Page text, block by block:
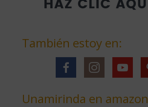
También estoy en:
Unamirinda en amazon